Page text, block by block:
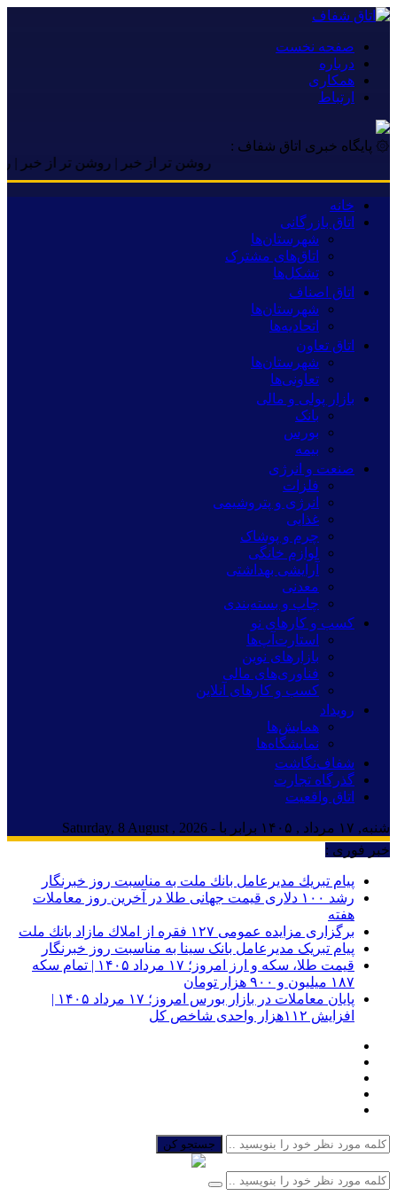
صفحه نخست
درباره
همکاری
ارتباط
۞ پایگاه خبری اتاق شفاف :
روشن تر از خبر | روشن تر از خبر |
خانه
اتاق بازرگانی
شهرستان‌ها
اتاق‌های مشترک
تشکل‌ها
اتاق اصناف
شهرستان‌ها
اتحادیه‌ها
اتاق تعاون
شهرستان‌ها
تعاونی‌ها
بازار پولی و مالی
بانک
بورس
بیمه
صنعت و انرژی
فلزات
انرژی و پتروشیمی
غذایی
چرم و پوشاک
لوازم خانگی
آرایشی بهداشتی
معدنی
چاپ و بسته‌بندی
کسب و کارهای نو
استارت‌آپ‌ها
بازارهای نوین
فناوری‌های مالی
کسب و کارهای آنلاین
رویداد
همایش‌ها
نمایشگاه‌ها
شفاف‌نگاشت
گذرگاه تجارت
اتاق واقعیت
شنبه, ۱۷ مرداد , ۱۴۰۵ برابر با - Saturday, 8 August , 2026
خبر فوری :
پیام تبریك مدیرعامل بانك ملت به مناسبت روز خبرنگار
رشد ۱۰۰ دلاری قیمت جهانی طلا در آخرین روز معاملات
هفته
برگزاری مزایده عمومی ۱۲۷ فقره از املاك مازاد بانك ملت
پیام تبریک مدیرعامل بانک سینا به مناسبت روز خبرنگار
قیمت طلا، سکه و ارز امروز؛ ۱۷ مرداد ۱۴۰۵ | تمام سکه
۱۸۷ میلیون و ۹۰۰ هزار تومان
پایان معاملات در بازار بورس امروز؛ ۱۷ مرداد ۱۴۰۵ |
افزایش ۱۱۲هزار واحدی شاخص کل
جستجو کن